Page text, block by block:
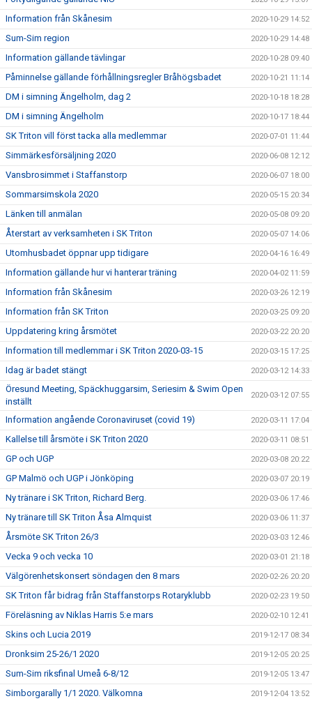
Information från Skånesim 2020-10-29 14:52
Sum-Sim region 2020-10-29 14:48
Information gällande tävlingar 2020-10-28 09:40
Påminnelse gällande förhållningsregler Bråhögsbadet 2020-10-21 11:14
DM i simning Ängelholm, dag 2 2020-10-18 18:28
DM i simning Ängelholm 2020-10-17 18:44
SK Triton vill först tacka alla medlemmar 2020-07-01 11:44
Simmärkesförsäljning 2020 2020-06-08 12:12
Vansbrosimmet i Staffanstorp 2020-06-07 18:00
Sommarsimskola 2020 2020-05-15 20:34
Länken till anmälan 2020-05-08 09:20
Återstart av verksamheten i SK Triton 2020-05-07 14:06
Utomhusbadet öppnar upp tidigare 2020-04-16 16:49
Information gällande hur vi hanterar träning 2020-04-02 11:59
Information från Skånesim 2020-03-26 12:19
Information från SK Triton 2020-03-25 09:20
Uppdatering kring årsmötet 2020-03-22 20:20
Information till medlemmar i SK Triton 2020-03-15 2020-03-15 17:25
Idag är badet stängt 2020-03-12 14:33
Öresund Meeting, Späckhuggarsim, Seriesim & Swim Open
inställt
2020-03-12 07:55
Information angående Coronaviruset (covid 19) 2020-03-11 17:04
Kallelse till årsmöte i SK Triton 2020 2020-03-11 08:51
GP och UGP 2020-03-08 20:22
GP Malmö och UGP i Jönköping 2020-03-07 20:19
Ny tränare i SK Triton, Richard Berg. 2020-03-06 17:46
Ny tränare till SK Triton Åsa Almquist 2020-03-06 11:37
Årsmöte SK Triton 26/3 2020-03-03 12:46
Vecka 9 och vecka 10 2020-03-01 21:18
Välgörenhetskonsert söndagen den 8 mars 2020-02-26 20:20
SK Triton får bidrag från Staffanstorps Rotaryklubb 2020-02-23 19:50
Föreläsning av Niklas Harris 5:e mars 2020-02-10 12:41
Skins och Lucia 2019 2019-12-17 08:34
Dronksim 25-26/1 2020 2019-12-05 20:25
Sum-Sim riksfinal Umeå 6-8/12 2019-12-05 13:47
Simborgarally 1/1 2020. Välkomna 2019-12-04 13:52